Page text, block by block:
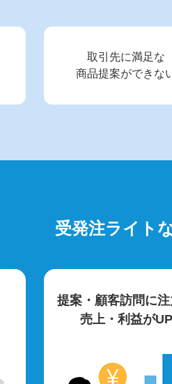
取引先に満足な
商品提案ができな
受発注ライトな
提案・顧客訪問に注
売上・利益がUP